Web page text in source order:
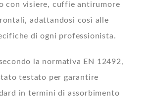
con visiere, cuffie antirumore
adattandosi così alle
di ogni professionista.
la normativa EN 12492,
testato per garantire
in termini di assorbimento